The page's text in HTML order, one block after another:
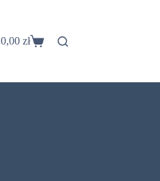
Koszyk
0,00 zł